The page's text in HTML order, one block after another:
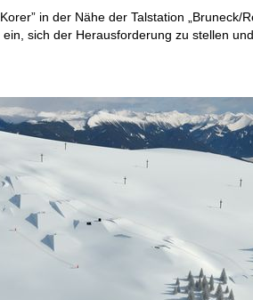
in der Nähe der Talstation „Bruneck/
sich der Herausforderung zu stellen